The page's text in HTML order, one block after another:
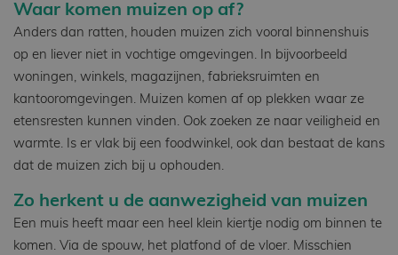
Waar komen muizen op af?
Anders dan ratten, houden muizen zich vooral binnenshuis
op en liever niet in vochtige omgevingen. In bijvoorbeeld
woningen, winkels, magazijnen, fabrieksruimten en
kantooromgevingen. Muizen komen af op plekken waar ze
etensresten kunnen vinden. Ook zoeken ze naar veiligheid en
warmte. Is er vlak bij een foodwinkel, ook dan bestaat de kans
dat de muizen zich bij u ophouden.
Zo herkent u de aanwezigheid van muizen
Een muis heeft maar een heel klein kiertje nodig om binnen te
komen. Via de spouw, het platfond of de vloer. Misschien